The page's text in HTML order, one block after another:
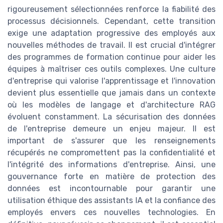
rigoureusement sélectionnées renforce la fiabilité des
processus décisionnels. Cependant, cette transition
exige une adaptation progressive des employés aux
nouvelles méthodes de travail. Il est crucial d'intégrer
des programmes de formation continue pour aider les
équipes à maîtriser ces outils complexes. Une culture
d'entreprise qui valorise l'apprentissage et l'innovation
devient plus essentielle que jamais dans un contexte
où les modèles de langage et d'architecture RAG
évoluent constamment. La sécurisation des données
de l'entreprise demeure un enjeu majeur. Il est
important de s'assurer que les renseignements
récupérés ne compromettent pas la confidentialité et
l'intégrité des informations d'entreprise. Ainsi, une
gouvernance forte en matière de protection des
données est incontournable pour garantir une
utilisation éthique des assistants IA et la confiance des
employés envers ces nouvelles technologies. En